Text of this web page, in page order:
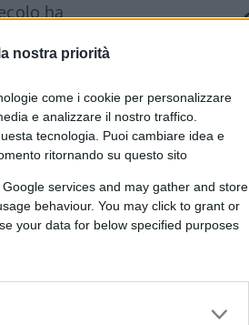
nostra priorità
come i cookie per personalizzare
e analizzare il nostro traffico.
tecnologia. Puoi cambiare idea e
ritornando su questo sito
services and may gather and store
behaviour. You may click to grant or
your data for below specified purposes
ha
1963 al
sotto
pilone
Due le
quanto
una
modalità di
in